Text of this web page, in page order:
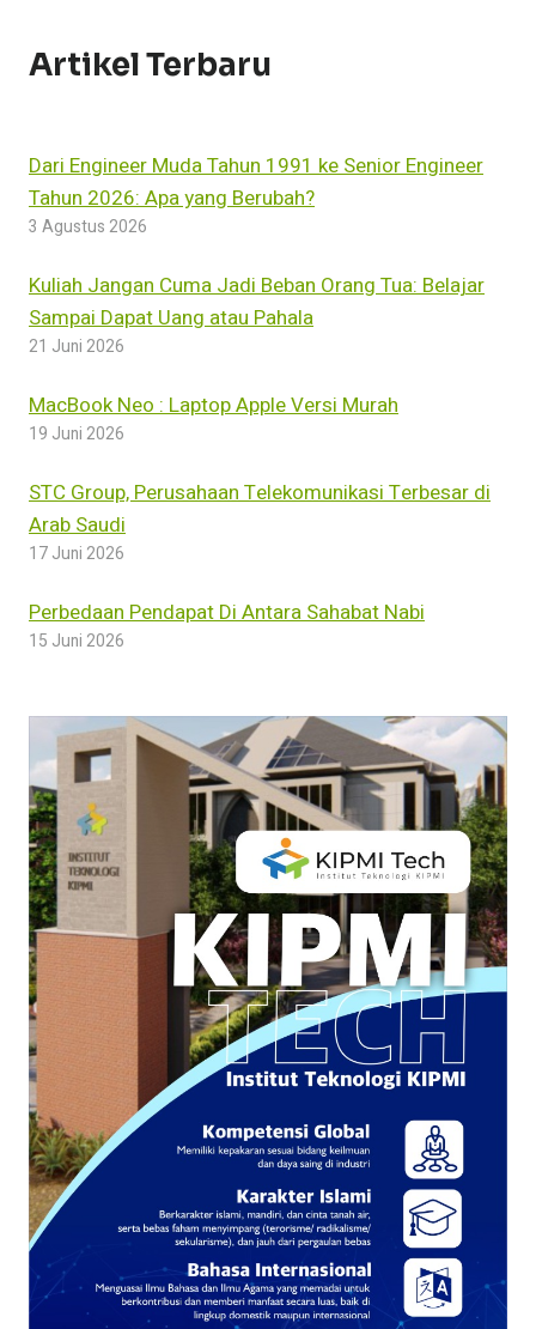
INTELLIGENCE,
DAMPAK
YANG
MEMPENGARUHINYA
Artikel Terbaru
Dari Engineer Muda Tahun 1991 ke Senior Engineer
Tahun 2026: Apa yang Berubah?
3 Agustus 2026
Kuliah Jangan Cuma Jadi Beban Orang Tua: Belajar
Sampai Dapat Uang atau Pahala
21 Juni 2026
MacBook Neo : Laptop Apple Versi Murah
19 Juni 2026
STC Group, Perusahaan Telekomunikasi Terbesar di
Arab Saudi
17 Juni 2026
Perbedaan Pendapat Di Antara Sahabat Nabi
15 Juni 2026